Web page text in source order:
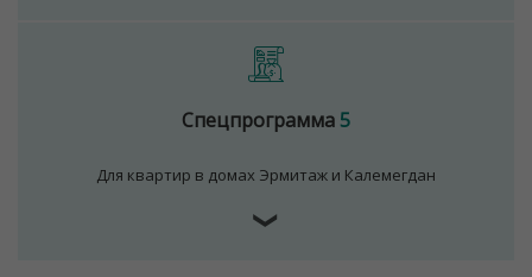
Спецпрограмма5
Для квартир в домах Эрмитаж и Калемегдан
❯